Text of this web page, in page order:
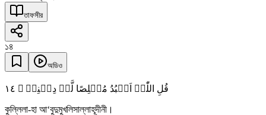
তাফসীর
১৪
অডিও
قُلِ اللّٰہَ اَعۡبُدُ مُخۡلِصًا لَّہٗ دِیۡنِیۡ ۙ ١٤
কুল্লিলা-হা আ‘বুদুমুখলিসাল্লাহূদীনী।